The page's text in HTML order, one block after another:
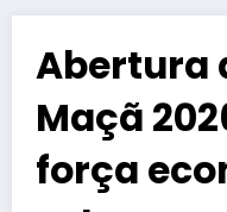
Abertura
Maçã
força